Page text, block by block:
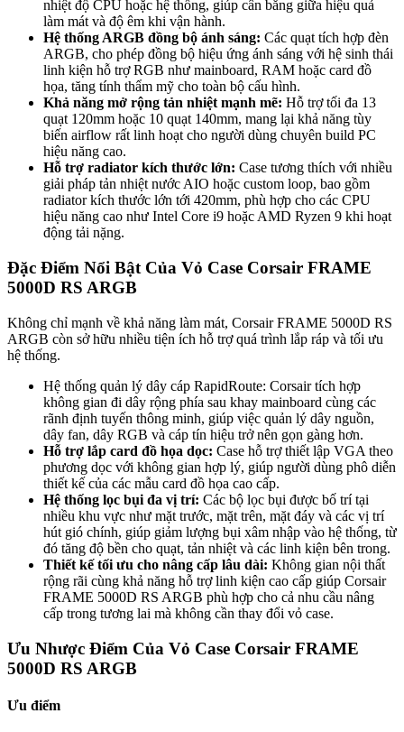
nhiệt độ CPU hoặc hệ thống, giúp cân bằng giữa hiệu quả
làm mát và độ êm khi vận hành.
Hệ thống ARGB đồng bộ ánh sáng: Các quạt tích hợp đèn
ARGB, cho phép đồng bộ hiệu ứng ánh sáng với hệ sinh thái
linh kiện hỗ trợ RGB như mainboard, RAM hoặc card đồ
họa, tăng tính thẩm mỹ cho toàn bộ cấu hình.
Khả năng mở rộng tản nhiệt mạnh mẽ: Hỗ trợ tối đa 13
quạt 120mm hoặc 10 quạt 140mm, mang lại khả năng tùy
biến airflow rất linh hoạt cho người dùng chuyên build PC
hiệu năng cao.
Hỗ trợ radiator kích thước lớn: Case tương thích với nhiều
giải pháp tản nhiệt nước AIO hoặc custom loop, bao gồm
radiator kích thước lớn tới 420mm, phù hợp cho các CPU
hiệu năng cao như Intel Core i9 hoặc AMD Ryzen 9 khi hoạt
động tải nặng.
Đặc Điểm Nổi Bật Của Vỏ Case Corsair FRAME
5000D RS ARGB
Không chỉ mạnh về khả năng làm mát, Corsair FRAME 5000D RS
ARGB còn sở hữu nhiều tiện ích hỗ trợ quá trình lắp ráp và tối ưu
hệ thống.
Hệ thống quản lý dây cáp RapidRoute: Corsair tích hợp
không gian đi dây rộng phía sau khay mainboard cùng các
rãnh định tuyến thông minh, giúp việc quản lý dây nguồn,
dây fan, dây RGB và cáp tín hiệu trở nên gọn gàng hơn.
Hỗ trợ lắp card đồ họa dọc: Case hỗ trợ thiết lập VGA theo
phương dọc với không gian hợp lý, giúp người dùng phô diễn
thiết kế của các mẫu card đồ họa cao cấp.
Hệ thống lọc bụi đa vị trí: Các bộ lọc bụi được bố trí tại
nhiều khu vực như mặt trước, mặt trên, mặt đáy và các vị trí
hút gió chính, giúp giảm lượng bụi xâm nhập vào hệ thống, từ
đó tăng độ bền cho quạt, tản nhiệt và các linh kiện bên trong.
Thiết kế tối ưu cho nâng cấp lâu dài: Không gian nội thất
rộng rãi cùng khả năng hỗ trợ linh kiện cao cấp giúp Corsair
FRAME 5000D RS ARGB phù hợp cho cả nhu cầu nâng
cấp trong tương lai mà không cần thay đổi vỏ case.
Ưu Nhược Điểm Của Vỏ Case Corsair FRAME
5000D RS ARGB
Ưu điểm